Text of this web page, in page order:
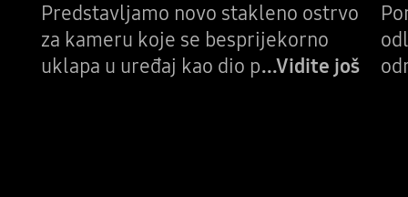
Predstavljamo novo stakleno ostrvo
za kameru koje se besprijekorno
uklapa u uređaj kao dio p...Vidite još